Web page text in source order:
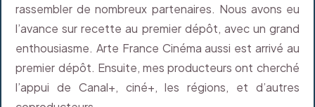
rassembler de nombreux partenaires. Nous avons eu
l’avance sur recette au premier dépôt, avec un grand
enthousiasme. Arte France Cinéma aussi est arrivé au
premier dépôt. Ensuite, mes producteurs ont cherché
l’appui de Canal+, ciné+, les régions, et d’autres